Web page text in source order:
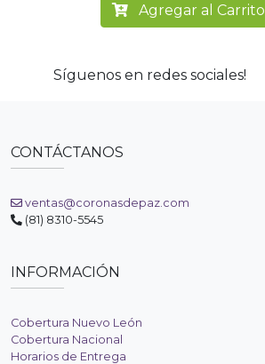
Agregar al Carrito
Síguenos en redes sociales!
CONTÁCTANOS
ventas@coronasdepaz.com
(81) 8310-5545
INFORMACIÓN
Cobertura Nuevo León
Cobertura Nacional
Horarios de Entrega